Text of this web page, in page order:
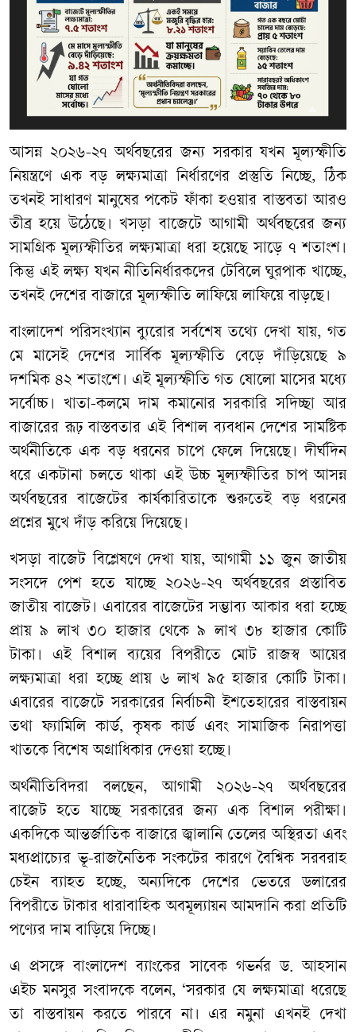
আসন্ন ২০২৬-২৭ অর্থবছরের জন্য সরকার যখন মূল্যস্ফীতি
নিয়ন্ত্রণে এক বড় লক্ষ্যমাত্রা নির্ধারণের প্রস্তুতি নিচ্ছে,ঠিক
তখনই সাধারণ মানুষের পকেট ফাঁকা হওয়ার বাস্তবতা আরও
তীব্র হয়ে উঠেছে। খসড়া বাজেটে আগামী অর্থবছরের জন্য
সামগ্রিক মূল্যস্ফীতির লক্ষ্যমাত্রা ধরা হয়েছে সাড়ে ৭ শতাংশ।
কিন্তু এই লক্ষ্য যখন নীতিনির্ধারকদের টেবিলে ঘুরপাক খাচ্ছে,
তখনই দেশের বাজারে মূল্যস্ফীতি লাফিয়ে লাফিয়ে বাড়ছে।
বাংলাদেশ পরিসংখ্যান ব্যুরোর সর্বশেষ তথ্যে দেখা যায়, গত
মে মাসেই দেশের সার্বিক মূল্যস্ফীতি বেড়ে দাঁড়িয়েছে
৯
দশমিক ৪২ শতাংশে। এই মূল্যস্ফীতি গত ষোলো মাসের মধ্যে
সর্বোচ্চ।
খাতা-কলমে দাম কমানোর সরকারি সদিচ্ছা আর
বাজারের রূঢ় বাস্তবতার এই বিশাল ব্যবধান দেশের সামষ্টিক
অর্থনীতিকে এক বড় ধরনের চাপে ফেলে দিয়েছে। দীর্ঘদিন
ধরে একটানা চলতে থাকা এই উচ্চ মূল্যস্ফীতির চাপ আসন্ন
অর্থবছরের বাজেটের কার্যকারিতাকে শুরুতেই বড় ধরনের
প্রশ্নের মুখে দাঁড় করিয়ে দিয়েছে।
খসড়া বাজেট বিশ্লেষণে দেখা যায়,আগামী ১১ জুন জাতীয়
সংসদে
পেশ হতে যাচ্ছে ২০২৬-২৭ অর্থবছরের প্রস্তাবিত
জাতীয় বাজেট। এবারের বাজেটের সম্ভাব্য আকার ধরা হচ্ছে
প্রায় ৯ লাখ ৩০ হাজার থেকে ৯ লাখ ৩৮ হাজার কোটি
টাকা।
এই বিশাল ব্যয়ের বিপরীতে মোট রাজস্ব
আয়ের
লক্ষ্যমাত্রা ধরা হচ্ছে প্রায় ৬ লাখ ৯৫ হাজার কোটি টাকা।
এবারের বাজেটে সরকারের নির্বাচনী ইশতেহারের বাস্তবায়ন
তথা ফ্যামিলি কার্ড,কৃষক কার্ড এবং সামাজিক নিরাপত্তা
খাতকে বিশেষ অগ্রাধিকার দেওয়া হচ্ছে।
অর্থনীতিবিদরা বলছেন,আগামী ২০২৬-২৭
অর্থবছরের
বাজেট হতে যাচ্ছে সরকারের জন্য এক বিশাল পরীক্ষা।
একদিকে আন্তর্জাতিক বাজারে জ্বালানি তেলের অস্থিরতা এবং
মধ্যপ্রাচ্যের ভূ-রাজনৈতিক সংকটের কারণে বৈশ্বিক সরবরাহ
চেইন
ব্যাহত হচ্ছে,অন্যদিকে দেশের ভেতরে
ডলারের
বিপরীতে টাকার ধারাবাহিক অবমূল্যায়ন আমদানি করা প্রতিটি
পণ্যের দাম বাড়িয়ে দিচ্ছে।
এ প্রসঙ্গে বাংলাদেশ ব্যাংকের সাবেক গভর্নর ড.আহসান
এইচ মনসুর সংবাদকে বলেন, ‘সরকার যে লক্ষ্যমাত্রা ধরেছে
তা বাস্তবায়ন করতে পারবে না। এর নমুনা এখনই
দেখা